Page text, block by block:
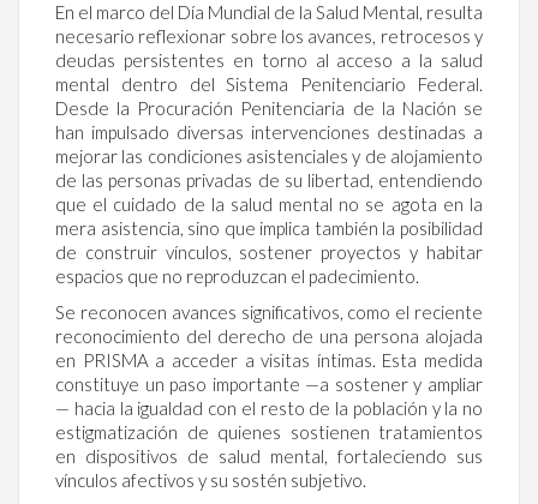
En el marco del Día Mundial de la Salud Mental, resulta
necesario reflexionar sobre los avances, retrocesos y
deudas persistentes en torno al acceso a la salud
mental dentro del Sistema Penitenciario Federal.
Desde la Procuración Penitenciaria de la Nación se
han impulsado diversas intervenciones destinadas a
mejorar las condiciones asistenciales y de alojamiento
de las personas privadas de su libertad, entendiendo
que el cuidado de la salud mental no se agota en la
mera asistencia, sino que implica también la posibilidad
de construir vínculos, sostener proyectos y habitar
espacios que no reproduzcan el padecimiento.
Se reconocen avances significativos, como el reciente
reconocimiento del derecho de una persona alojada
en PRISMA a acceder a visitas íntimas. Esta medida
constituye un paso importante —a sostener y ampliar
— hacia la igualdad con el resto de la población y la no
estigmatización de quienes sostienen tratamientos
en dispositivos de salud mental, fortaleciendo sus
vínculos afectivos y su sostén subjetivo.